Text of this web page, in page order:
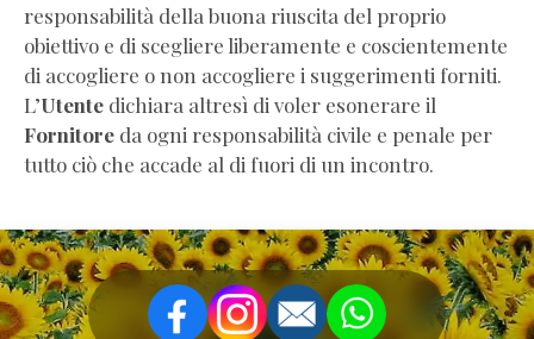
responsabilità della buona riuscita del proprio
obiettivo e di scegliere liberamente e coscientemente
di accogliere o non accogliere i suggerimenti forniti.
L’Utente dichiara altresì di voler esonerare il
Fornitore da ogni responsabilità civile e penale per
tutto ciò che accade al di fuori di un incontro.